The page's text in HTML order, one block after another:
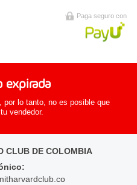
Paga seguro con
expirada
por lo tanto, no es posible que
vendedor.
CLUB DE COLOMBIA
: